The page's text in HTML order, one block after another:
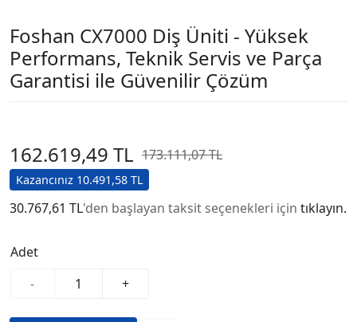
Foshan CX7000 Diş Üniti - Yüksek
Performans, Teknik Servis ve Parça
Garantisi ile Güvenilir Çözüm
162.619,49 TL 173.111,07 TL
Kazancınız 10.491,58 TL
30.767,61 TL'den başlayan taksit seçenekleri için tıklayın.
Adet
-
+